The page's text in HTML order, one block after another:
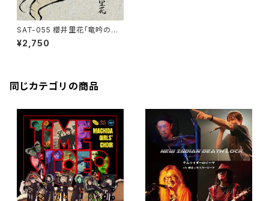
SAT-055 櫻井里花「竜吟の夜
明け」
¥2,750
同じカテゴリの商品